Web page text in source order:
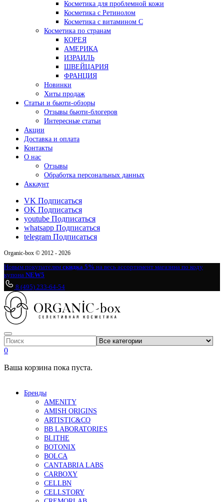
Косметика для проблемной кожи
Косметика с Ретинолом
Косметика с витамином С
Косметика по странам
КОРЕЯ
АМЕРИКА
ИЗРАИЛЬ
ШВЕЙЦАРИЯ
ФРАНЦИЯ
Новинки
Хиты продаж
Статьи и бьюти-обзоры
Отзывы бьюти-блогеров
Интересные статьи
Акции
Доставка и оплата
Контакты
О нас
Отзывы
Обработка персональных данных
Аккаунт
VK Подписаться
OK Подписаться
youtube Подписаться
whatsapp Подписаться
telegram Подписаться
Organic-box © 2012 - 2026
Новым покупателям скидка 5% на весь ассортимент магазина по коду
купона NEW5
8 (495) 233-64-54
0
Ваша корзина пока пуста.
Бренды
AMENITY
AMISH ORIGINS
ARTISTIC&CO
BB LABORATORIES
BLITHE
BOTONIX
BOLCA
CANTABRIA LABS
CARBOXY
CELLBN
CELLSTORY